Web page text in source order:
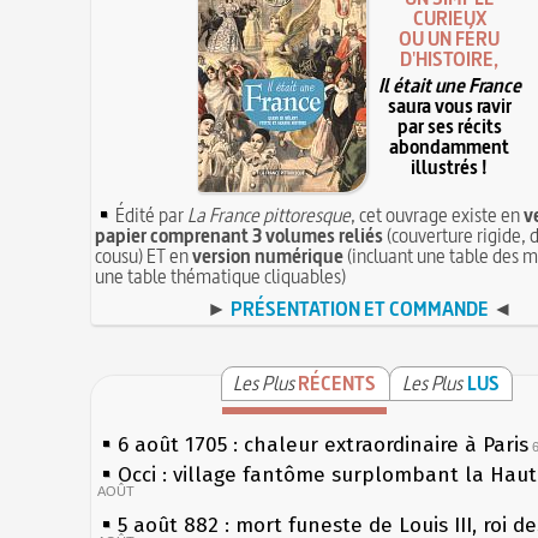
CURIEUX
OU UN FÉRU
D'HISTOIRE,
Il était une France
saura vous ravir
par ses récits
abondamment
illustrés !
Édité parLa France pittoresque, cet ouvrage existe en
papier comprenant 3 volumes reliés(couverture rigide,
cousu) ET enversion numérique(incluant une table des
une table thématique cliquables)
► PRÉSENTATION ET COMMANDE ◄
Les PlusRÉCENTS Les Plus LUS
6 août 1705 : chaleur extraordinaire à Paris
Occi : village fantôme surplombant la
AOÛT
5 août 882 : mort funeste de Louis III, roi